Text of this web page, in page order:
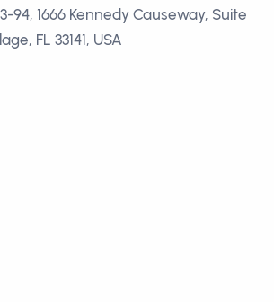
94, 1666 Kennedy Causeway, Suite
FL 33141, USA